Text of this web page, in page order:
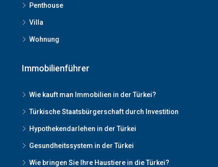
Penthouse
Villa
Wohnung
Immobilienführer
Wie kauft man Immobilien in der Türkei?
Türkische Staatsbürgerschaft durch Investition
Hypothekendarlehen in der Türkei
Gesundheitssystem in der Türkei
Wie bringen Sie Ihre Haustiere in die Türkei?